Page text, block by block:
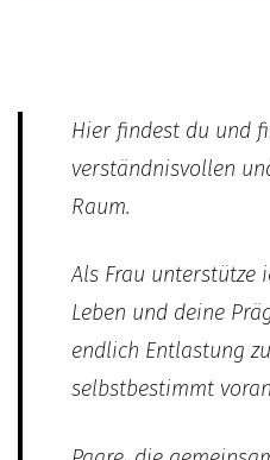
Hier findest du und
verständnisvollen
Raum.
Als Frau unterstütze
Leben und deine
endlich Entlastung
selbstbestimmt